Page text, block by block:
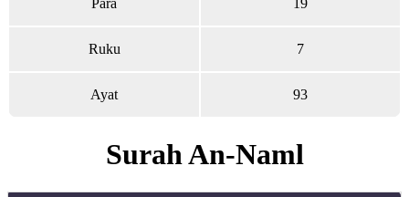
Para 19
Ruku 7
Ayat 93
Surah An-Naml